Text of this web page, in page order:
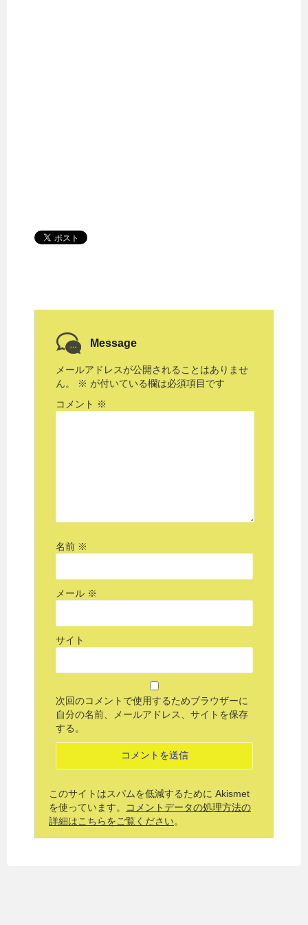
Message
メールアドレスが公開されることはありませ
ん。
※ が付いている欄は必須項目です
コメント ※
名前 ※
メール ※
サイト
次回のコメントで使用するためブラウザーに
自分の名前、メールアドレス、サイトを保存
する。
このサイトはスパムを低減するために Akismet
を使っています。
コメントデータの処理方法の
詳細はこちらをご覧ください。